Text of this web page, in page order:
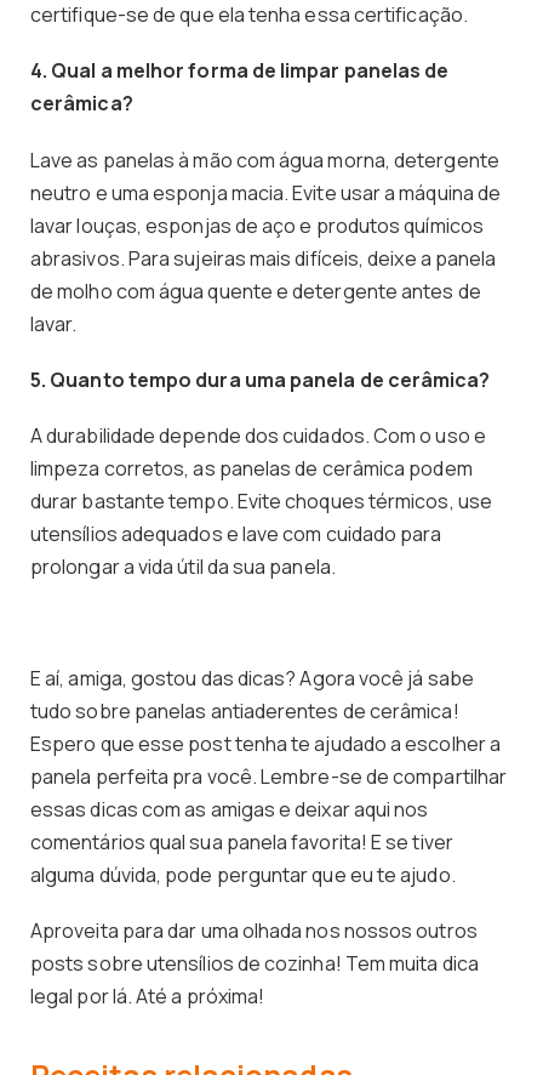
certifique-se de que ela tenha essa certificação.
4. Qual a melhor forma de limpar panelas de
cerâmica?
Lave as panelas à mão com água morna, detergente
neutro e uma esponja macia. Evite usar a máquina de
lavar louças, esponjas de aço e produtos químicos
abrasivos. Para sujeiras mais difíceis, deixe a panela
de molho com água quente e detergente antes de
lavar.
5. Quanto tempo dura uma panela de cerâmica?
A durabilidade depende dos cuidados. Com o uso e
limpeza corretos, as panelas de cerâmica podem
durar bastante tempo. Evite choques térmicos, use
utensílios adequados e lave com cuidado para
prolongar a vida útil da sua panela.
E aí, amiga, gostou das dicas? Agora você já sabe
tudo sobre panelas antiaderentes de cerâmica!
Espero que esse post tenha te ajudado a escolher a
panela perfeita pra você. Lembre-se de compartilhar
essas dicas com as amigas e deixar aqui nos
comentários qual sua panela favorita! E se tiver
alguma dúvida, pode perguntar que eu te ajudo.
Aproveita para dar uma olhada nos nossos outros
posts sobre utensílios de cozinha! Tem muita dica
legal por lá. Até a próxima!